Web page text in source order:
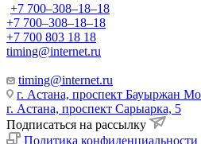
+7 700‒308‒18‒18
+7 700‒308‒18‒18
+7 700 803 18 18
timing@internet.ru
timing@internet.ru
г. Астана, проспект Бауыржан
г. Астана, проспект Сарыарка, 5
Подписаться на рассылку
Политика конфиденциальности